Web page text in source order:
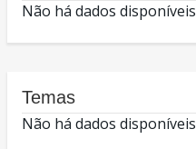
Não há dados disponíveis
Temas
Não há dados disponíveis